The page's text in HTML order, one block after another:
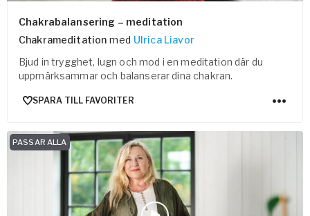
Arbetsgivare
Pausa Smart
Yogobe för yogalärare
Chakrabalansering – meditation
Chakrameditation med Ulrica Liavor
Bjud in trygghet, lugn och mod i en meditation där du
uppmärksammar och balanserar dina chakran.
SPARA TILL FAVORITER
PASSAR ALLA